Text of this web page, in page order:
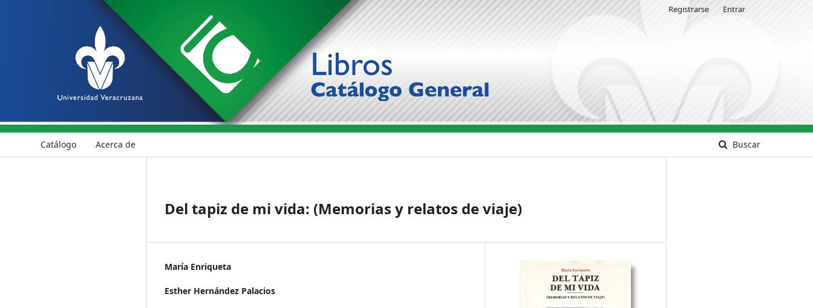
Catálogo Acerca de Buscar
Registrarse Entrar
Del tapiz de mi vida: (Memorias y relatos de viaje)
María Enriqueta
Esther Hernández Palacios